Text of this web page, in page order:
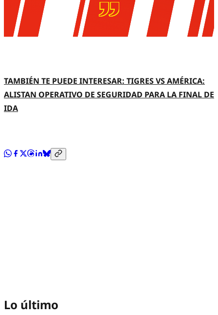
TAMBIÉN TE PUEDE INTERESAR: TIGRES VS AMÉRICA:
ALISTAN OPERATIVO DE SEGURIDAD PARA LA FINAL DE
IDA
Lo último